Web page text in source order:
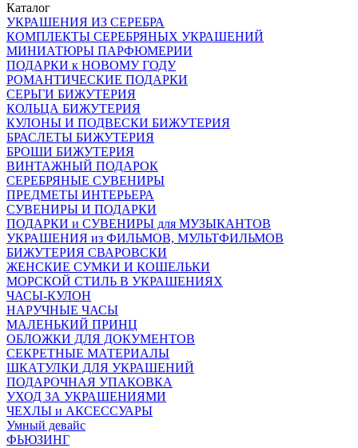
Каталог
УКРАШЕНИЯ ИЗ СЕРЕБРА
КОМПЛЕКТЫ СЕРЕБРЯНЫХ УКРАШЕНИЙ
МИНИАТЮРЫ ПАРФЮМЕРИИ
ПОДАРКИ к НОВОМУ ГОДУ
РОМАНТИЧЕСКИЕ ПОДАРКИ
СЕРЬГИ БИЖУТЕРИЯ
КОЛЬЦА БИЖУТЕРИЯ
КУЛОНЫ И ПОДВЕСКИ БИЖУТЕРИЯ
БРАСЛЕТЫ БИЖУТЕРИЯ
БРОШИ БИЖУТЕРИЯ
ВИНТАЖНЫЙ ПОДАРОК
СЕРЕБРЯНЫЕ СУВЕНИРЫ
ПРЕДМЕТЫ ИНТЕРЬЕРА
СУВЕНИРЫ И ПОДАРКИ
ПОДАРКИ и СУВЕНИРЫ для МУЗЫКАНТОВ
УКРАШЕНИЯ из ФИЛЬМОВ, МУЛЬТФИЛЬМОВ
БИЖУТЕРИЯ СВАРОВСКИ
ЖЕНСКИЕ СУМКИ И КОШЕЛЬКИ
МОРСКОЙ СТИЛЬ В УКРАШЕНИЯХ
ЧАСЫ-КУЛОН
НАРУЧНЫЕ ЧАСЫ
МАЛЕНЬКИЙ ПРИНЦ
ОБЛОЖКИ ДЛЯ ДОКУМЕНТОВ
СЕКРЕТНЫЕ МАТЕРИАЛЫ
ШКАТУЛКИ ДЛЯ УКРАШЕНИЙ
ПОДАРОЧНАЯ УПАКОВКА
УХОД ЗА УКРАШЕНИЯМИ
ЧEХЛЫ и АКСЕССУАРЫ
Умный девайс
ФЬЮЗИНГ